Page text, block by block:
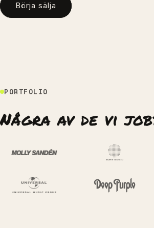
Börja sälja
PORTFOLIO
Några av de vi